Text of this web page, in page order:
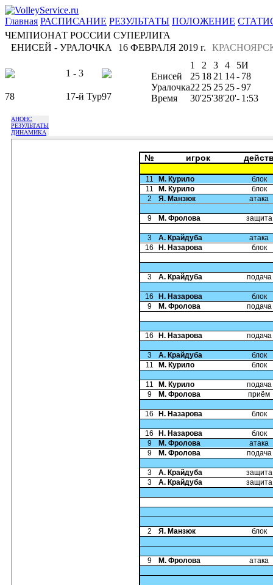
Главная РАСПИСАНИЕ РЕЗУЛЬТАТЫ ПОЛОЖЕНИЕ
ЧЕМПИОНАТ РОССИИ СУПЕРЛИГА
ЕНИСЕЙ - УРАЛОЧКА
16 ФЕВРАЛЯ 2019 г.
1 - 3
78 17-й Тур97
1 2 3 4 5И
Енисей
25 18 21 14- 78
Уралочка22 25 25 25-97
Время
30'25'38'20'- 1:53
АНОНС
РЕЗУЛЬТАТЫ
ДИНАМИКА
№ игрок
11 М. Курило
блок
11
М. Курило
блок
2
Я. Манзюк атака
9 М. Фролова защита
3 А. Крайдуба
атака
16
Н. Назарова блок
3 А. Крайдуба подача
16 Н. Назарова
блок
9
М. Фролова подача
16 Н. Назарова подача
3 А. Крайдуба
блок
11
М. Курило блок
11 М. Курило
подача
9
М. Фролова приём
16 Н. Назарова блок
16 Н. Назарова
блок
9
М. Фролова
атака
9
М. Фролова подача
3 А. Крайдуба
защита
3
А. Крайдуба защита
2 Я. Манзюк блок
9 М. Фролова атака